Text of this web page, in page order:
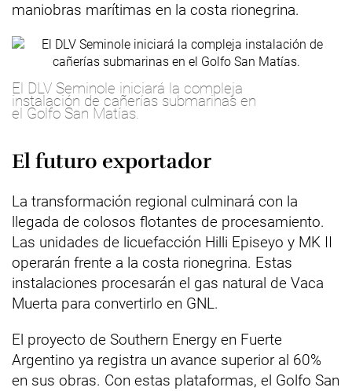
maniobras marítimas en la costa rionegrina.
El DLV Seminole iniciará la compleja
instalación de cañerías submarinas en
el Golfo San Matías.
El futuro exportador
La transformación regional culminará con la
llegada de colosos flotantes de procesamiento.
Las unidades de licuefacción Hilli Episeyo y MK II
operarán frente a la costa rionegrina. Estas
instalaciones procesarán el gas natural de Vaca
Muerta para convertirlo en GNL.
El proyecto de Southern Energy en Fuerte
Argentino ya registra un avance superior al 60%
en sus obras. Con estas plataformas, el Golfo San